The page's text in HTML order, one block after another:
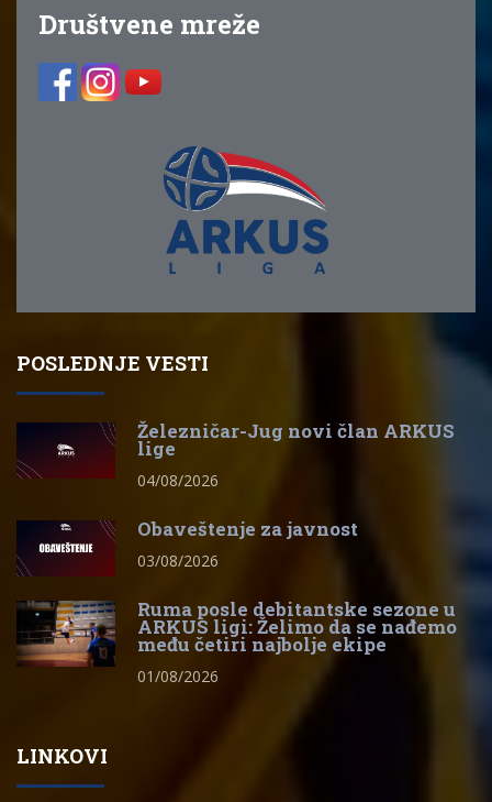
Društvene mreže
POSLEDNJE VESTI
Železničar-Jug novi član ARKUS
lige
04/08/2026
Obaveštenje za javnost
03/08/2026
Ruma posle debitantske sezone u
ARKUS ligi: Želimo da se nađemo
među četiri najbolje ekipe
01/08/2026
LINKOVI